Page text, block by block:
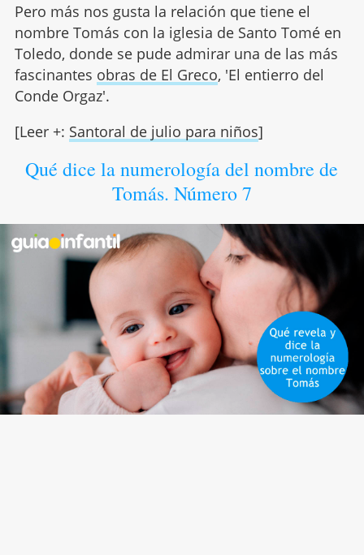
Pero más nos gusta la relación que tiene el
nombre Tomás con la iglesia de Santo Tomé en
Toledo, donde se pude admirar una de las más
fascinantes obras de El Greco, 'El entierro del
Conde Orgaz'.
[Leer +: Santoral de julio para niños]
Qué dice la numerología del nombre de
Tomás. Número 7